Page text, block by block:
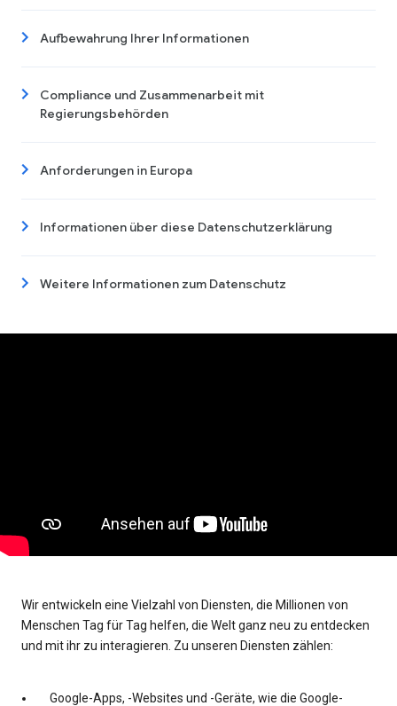
Aufbewahrung Ihrer Informationen
Compliance und Zusammenarbeit mit
Regierungsbehörden
Anforderungen in Europa
Informationen über diese Datenschutzerklärung
Weitere Informationen zum Datenschutz
Wir entwickeln eine Vielzahl von Diensten, die Millionen von
Menschen Tag für Tag helfen, die Welt ganz neu zu entdecken
und mit ihr zu interagieren. Zu unseren Diensten zählen:
Google-Apps, -Websites und -Geräte, wie die Google-